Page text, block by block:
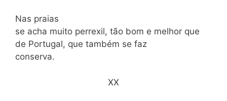
Nas praias
se acha muito perrexil, tão bom e melhor que
de Portugal, que tam­bém se faz
conserva.
XX